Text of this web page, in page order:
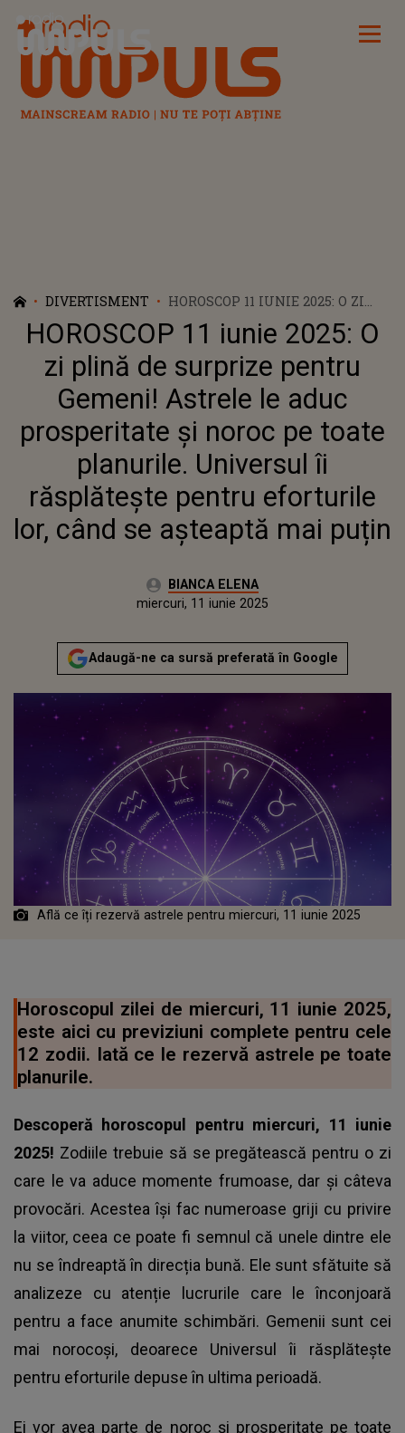
Radio Impuls
DIVERTISMENT
HOROSCOP 11 IUNIE 2025: O ZI
PLINĂ DE SURPRIZE PENTRU
GEMENI! ASTRELE LE ADUC
PROSPERITATE ȘI NOROC PE
TOATE PLANURILE. UNIVERSUL
ÎI RĂSPLĂTEȘTE PENTRU
AȘTEAPTĂ MAI PUȚIN
HOROSCOP 11 iunie 2025: O
zi plină de surprize pentru
Gemeni! Astrele le aduc
prosperitate și noroc pe toate
planurile. Universul îi
răsplătește pentru eforturile
lor, când se așteaptă mai puțin
Autor:BIANCA ELENA
miercuri, 11 iunie 2025Actualizat:
miercuri, 11 iunie 2025
Adaugă-ne ca sursă preferată în Google
Află ce îți rezervă astrele pentru miercuri, 11 iunie 2025
Horoscopul zilei de miercuri, 11 iunie 2025,
este aici cu previziuni complete pentru cele
12 zodii. Iată ce le rezervă astrele pe toate
planurile.
Descoperă horoscopul pentru miercuri, 11 iunie
2025! Zodiile trebuie să se pregătească pentru o zi
care le va aduce momente frumoase, dar și câteva
provocări. Acestea își fac numeroase griji cu privire
la viitor, ceea ce poate fi semnul că unele dintre ele
nu se îndreaptă în direcția bună. Ele sunt sfătuite să
analizeze cu atenție lucrurile care le înconjoară
pentru a face anumite schimbări. Gemenii sunt cei
mai norocoși, deoarece Universul îi răsplătește
pentru eforturile depuse în ultima perioadă.
Ei vor avea parte de noroc și prosperitate pe toate